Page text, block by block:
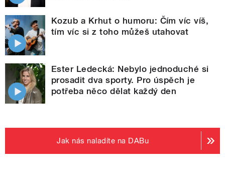
Kozub a Krhut o humoru: Čím víc víš,
tím víc si z toho můžeš utahovat
Ester Ledecká: Nebylo jednoduché si
prosadit dva sporty. Pro úspěch je
potřeba něco dělat každý den
Jak nás naladíte na DABu